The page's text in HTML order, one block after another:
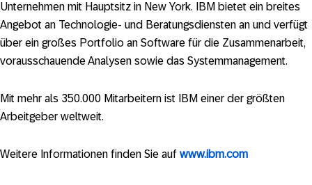
Unternehmen mit Hauptsitz in New York. IBM bietet ein breites
Angebot an Technologie- und Beratungsdiensten an und verfügt
über ein großes Portfolio an Software für die Zusammenarbeit,
vorausschauende Analysen sowie das Systemmanagement.
Mit mehr als 350.000 Mitarbeitern ist IBM einer der größten
Arbeitgeber weltweit.
Weitere Informationen finden Sie auf www.ibm.com